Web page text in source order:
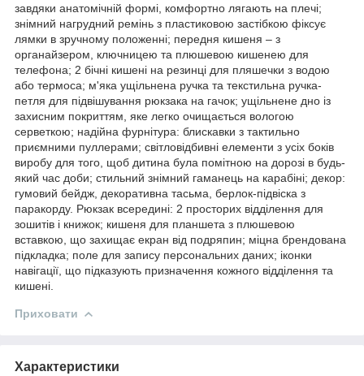
завдяки анатомічній формі, комфортно лягають на плечі;
знімний нагрудний ремінь з пластиковою застібкою фіксує
лямки в зручному положенні; передня кишеня – з
органайзером, ключницею та плюшевою кишенею для
телефона; 2 бічні кишені на резинці для пляшечки з водою
або термоса; м'яка ущільнена ручка та текстильна ручка-
петля для підвішування рюкзака на гачок; ущільнене дно із
захисним покриттям, яке легко очищається вологою
серветкою; надійна фурнітура: блискавки з тактильно
приємними пуллерами; світловідбивні елементи з усіх боків
виробу для того, щоб дитина була помітною на дорозі в будь-
який час доби; стильний знімний гаманець на карабіні; декор:
гумовий бейдж, декоративна тасьма, берлок-підвіска з
паракорду. Рюкзак всередині: 2 просторих відділення для
зошитів і книжок; кишеня для планшета з плюшевою
вставкою, що захищає екран від подряпин; міцна брендована
підкладка; поле для запису персональних даних; іконки
навігації, що підказують призначення кожного відділення та
кишені.
Приховати
Характеристики